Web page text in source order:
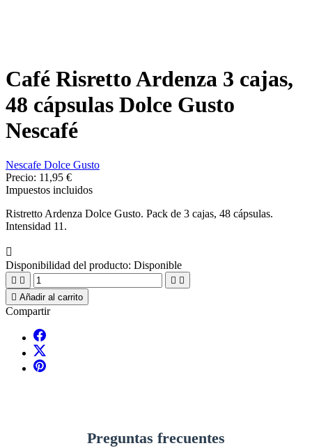
Café Risretto Ardenza 3 cajas,
48 cápsulas Dolce Gusto
Nescafé
Nescafe Dolce Gusto
Precio: 11,95 €
Impuestos incluidos
Ristretto Ardenza Dolce Gusto. Pack de 3 cajas, 48 cápsulas.
Intensidad 11.

Disponibilidad del producto: Disponible
   
 Añadir al carrito
Compartir
Preguntas frecuentes